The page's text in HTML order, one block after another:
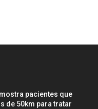
pacientes que
de 50km para tratar